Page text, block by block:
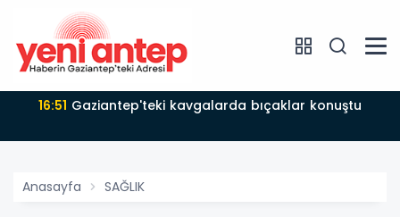
16:51 Gaziantep'teki kavgalarda bıçaklar konuştu
Anasayfa SAĞLIK